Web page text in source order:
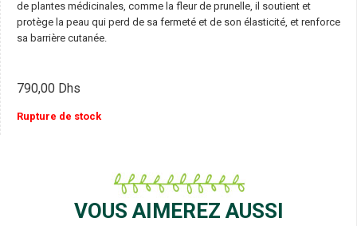
de plantes médicinales, comme la fleur de prunelle, il soutient et
protège la peau qui perd de sa fermeté et de son élasticité, et renforce
sa barrière cutanée.
790,00 Dhs
Rupture de stock
VOUS AIMEREZ AUSSI